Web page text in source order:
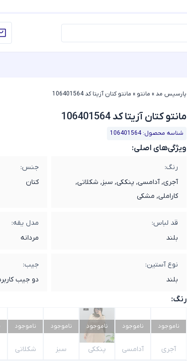
پارسیس مد» مانتو » مانتو کتان آزیتا کد 106401564
مانتو کتان آزیتا کد 106401564
شناسه محصول: 106401564
ویژگی‌های اصلی:
رنگ:
آجری, آدامسی, پنککی, سبز, شکلاتی,
کاراملی, مشکی
جنس:
کتان
قد لباس:
بلند
مدل یقه:
مردانه
نوع آستین:
بلند
جیب:
دو جیب
رنگ:
ناموجود
آجری
ناموجود
آدامسی
ناموجود
پنککی
ناموجود
سبز
ناموجود
شکلاتی